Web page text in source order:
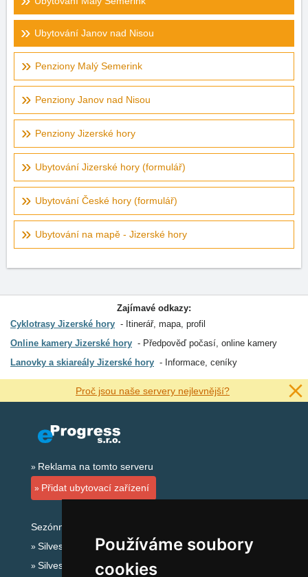
Používáme soubory
cookies
Ubytování Janov nad Nisou
Penziony Malý Semerink
Penziony Janov nad Nisou
Penziony Jizerské hory
Ubytování Jizerské hory (formulář)
Ubytování České hory (formulář)
Ubytování na mapě - Jizerské hory
Zajímavé odkazy:
Cyklotrasy Jizerské hory
Itinerář, mapa, profil
Online kamery Jizerské hory
Předpověď počasí, online kamery
Lanovky a skiareály Jizerské hory
Informace, ceníky
Proč jsou naše servery nejlevnější?
Reklama na tomto serveru
Přidat ubytovací zařízení
Sezónní odkazy:
Silvester Jizerské hory
Silvestr na horách 2025/26